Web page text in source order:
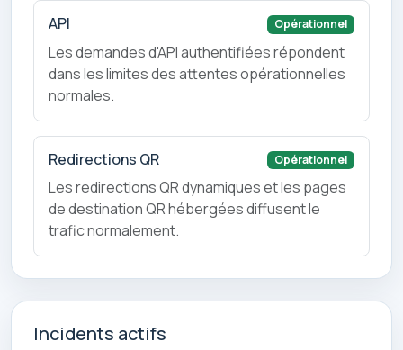
API Opérationnel
Les demandes d'API authentifiées répondent
dans les limites des attentes opérationnelles
normales.
Redirections QR Opérationnel
Les redirections QR dynamiques et les pages
de destination QR hébergées diffusent le
trafic normalement.
Incidents actifs